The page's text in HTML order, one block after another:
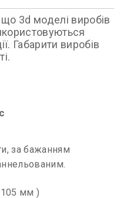
3d моделі виробів
Габарити виробів
за бажанням
мм )